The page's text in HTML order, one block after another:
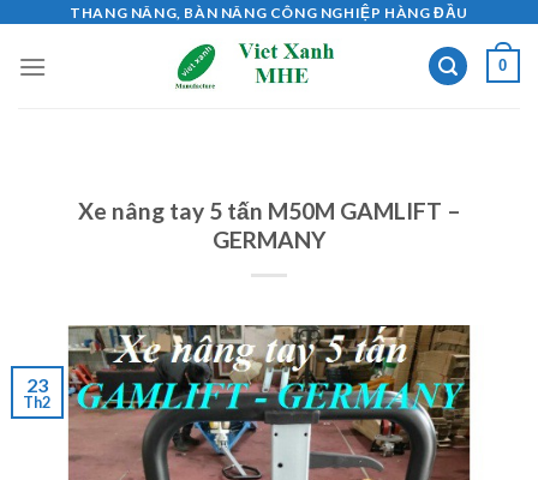
content
THANG NÂNG, BÀN NÂNG CÔNG NGHIỆP HÀNG ĐẦU
0
Xe nâng tay 5 tấn M50M GAMLIFT –
GERMANY
23
Th2